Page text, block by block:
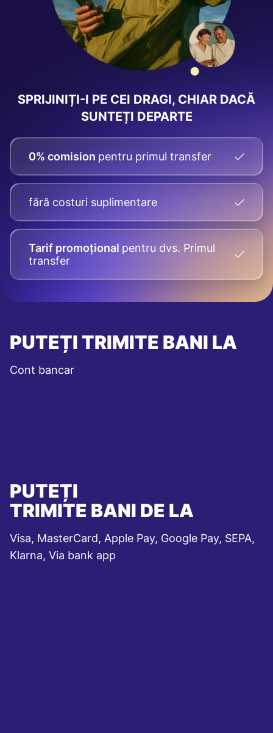
SPRIJINIȚI-I PE CEI DRAGI, CHIAR DACĂ
SUNTEȚI DEPARTE
0% comision pentru primul transfer
fără costuri suplimentare
Tarif promoțional pentru dvs. Primul
transfer
PUTEȚI TRIMITE BANI LA
Cont bancar
PUTEȚI
TRIMITE BANI DE LA
Visa, MasterCard, Apple Pay, Google Pay, SEPA,
Klarna, Via bank app